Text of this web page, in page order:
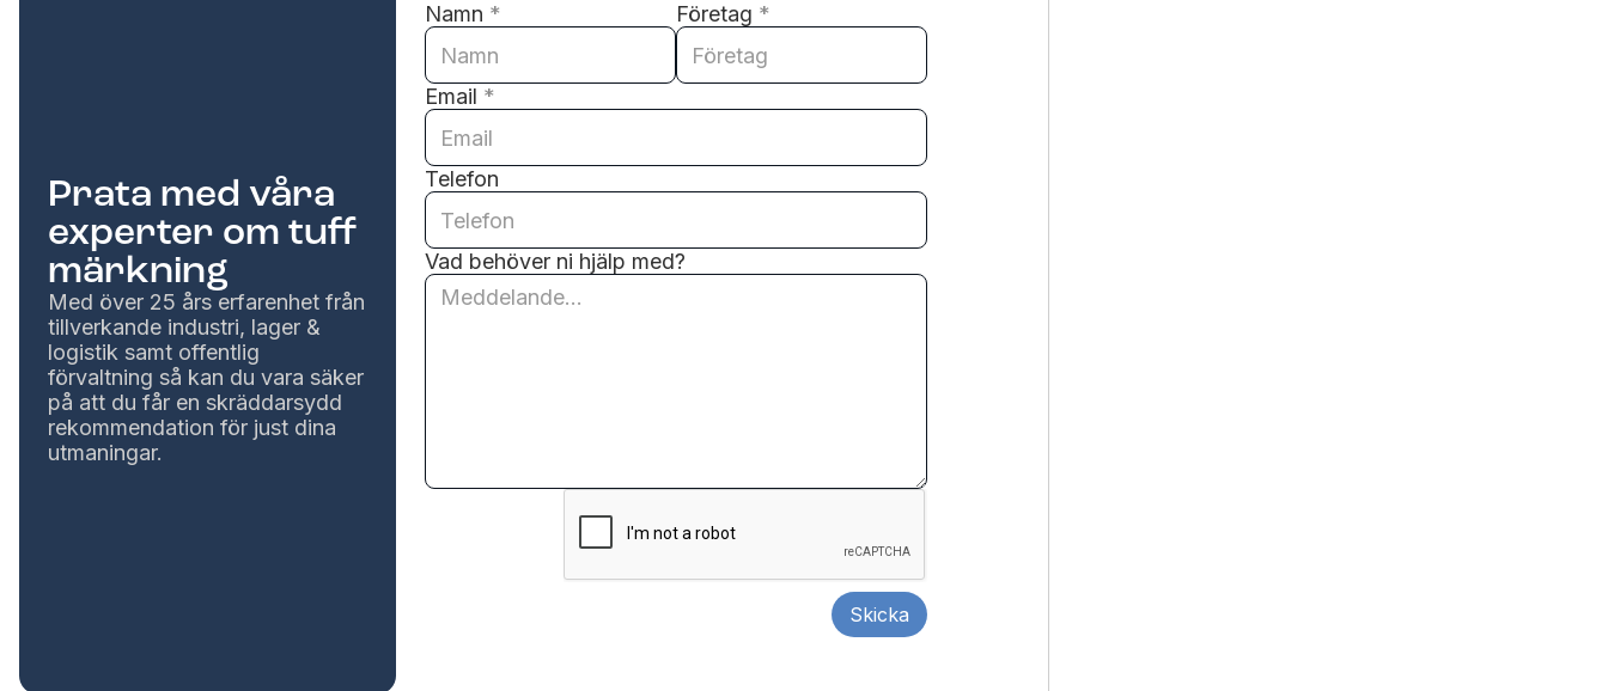
Prata med våra
experter om tuff
märkning
Med över 25 års erfarenhet från
tillverkande industri, lager &
logistik samt offentlig
förvaltning så kan du vara säker
på att du får en skräddarsydd
rekommendation för just dina
utmaningar.
Namn * Företag *
Email *
Telefon
Vad behöver ni hjälp med?